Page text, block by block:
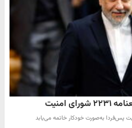
امنیت